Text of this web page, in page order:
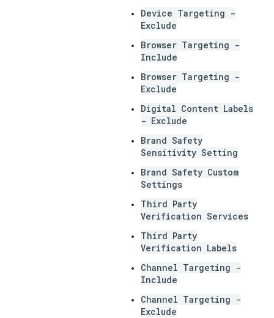
Device Targeting -
Exclude
Browser Targeting -
Include
Browser Targeting -
Exclude
Digital Content Labels
- Exclude
Brand Safety
Sensitivity Setting
Brand Safety Custom
Settings
Third Party
Verification Services
Third Party
Verification Labels
Channel Targeting -
Include
Channel Targeting -
Exclude